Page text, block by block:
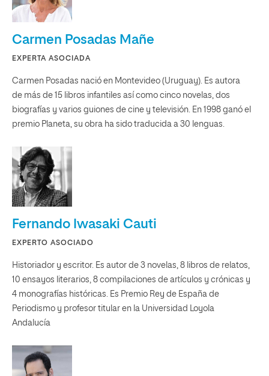
Carmen Posadas Mañe
EXPERTA ASOCIADA
Carmen Posadas nació en Montevideo (Uruguay). Es autora
de más de 15 libros infantiles así como cinco novelas, dos
biografías y varios guiones de cine y televisión. En 1998 ganó el
premio Planeta, su obra ha sido traducida a 30 lenguas.
Fernando Iwasaki Cauti
EXPERTO ASOCIADO
Historiador y escritor. Es autor de 3 novelas, 8 libros de relatos,
10 ensayos literarios, 8 compilaciones de artículos y crónicas y
4 monografías históricas. Es Premio Rey de España de
Periodismo y profesor titular en la Universidad Loyola
Andalucía